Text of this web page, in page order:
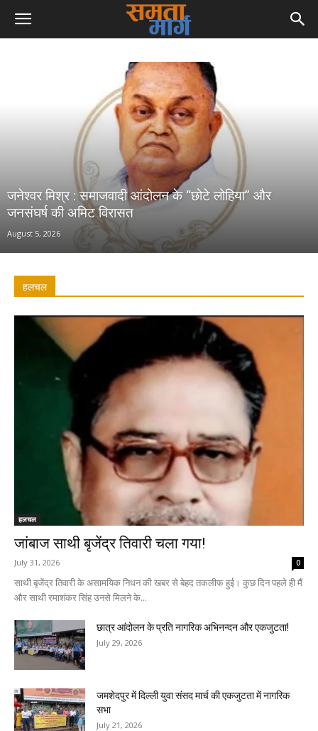
जनेश्वर मिश्र : समाजवादी आंदोलन के “छोटे लोहिया” और
जनसंघर्ष की अमिट विरासत
August 5, 2026
हलचल
हलचल
जांबाज साथी बृजेंद्र तिवारी चला गया!
July 31, 2026 0
‌साथी बृजेंद्र तिवारी के असामयिक निधन की खबर से बेहद तकलीफ हुई। कुछ दिन पहले ही मैं
और साथी रमाशंकर सिंह उनसे मिलने के...
छात्र आंदोलन के प्रति नागरिक अभिनन्दन और एकजुटता!
July 29, 2026
जमशेदपुर में दिल्ली युवा संसद मार्च की एकजुटता में नागरिक
सभा
July 21, 2026